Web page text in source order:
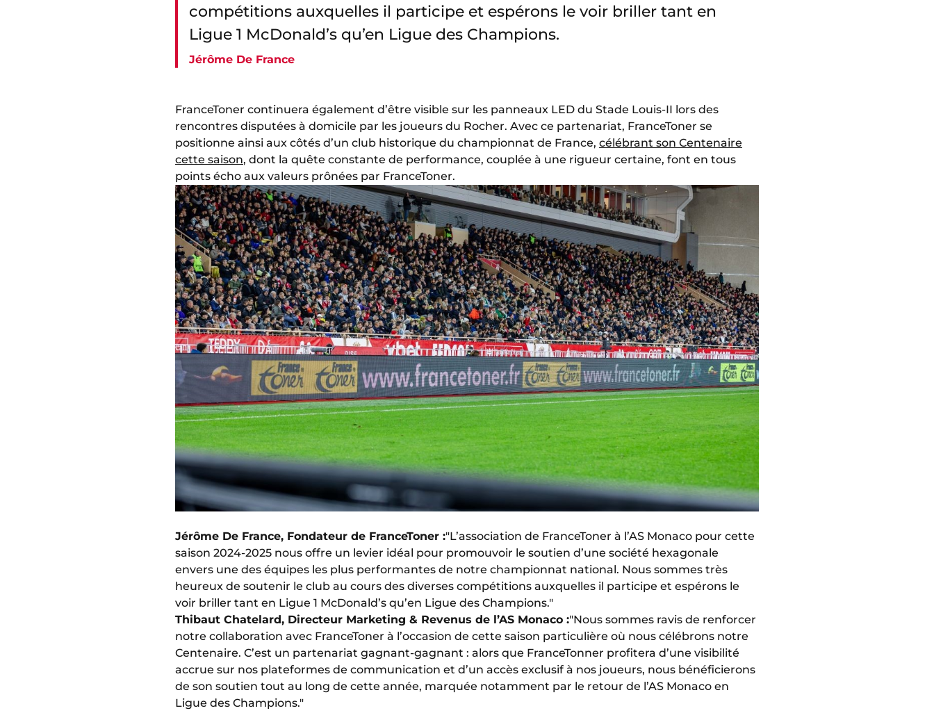
compétitions auxquelles il participe et espérons le voir briller tant en
Ligue 1 McDonald’s qu’en Ligue des Champions.
Jérôme De France
FranceToner continuera également d’être visible sur les panneaux LED du Stade Louis-II lors des
rencontres disputées à domicile par les joueurs du Rocher. Avec ce partenariat, FranceToner se
positionne ainsi aux côtés d’un club historique du championnat de France, célébrant son Centenaire
cette saison, dont la quête constante de performance, couplée à une rigueur certaine, font en tous
points écho aux valeurs prônées par FranceToner.
Jérôme De France, Fondateur de FranceToner :"L’association de FranceToner à l’AS Monaco pour cette
saison 2024-2025 nous offre un levier idéal pour promouvoir le soutien d’une société hexagonale
envers une des équipes les plus performantes de notre championnat national. Nous sommes très
heureux de soutenir le club au cours des diverses compétitions auxquelles il participe et espérons le
voir briller tant en Ligue 1 McDonald’s qu’en Ligue des Champions."
Thibaut Chatelard, Directeur Marketing & Revenus de l’AS Monaco :"Nous sommes ravis de renforcer
notre collaboration avec FranceToner à l’occasion de cette saison particulière où nous célébrons notre
Centenaire. C’est un partenariat gagnant-gagnant : alors que FranceTonner profitera d’une visibilité
accrue sur nos plateformes de communication et d’un accès exclusif à nos joueurs, nous bénéficierons
de son soutien tout au long de cette année, marquée notamment par le retour de l’AS Monaco en
Ligue des Champions."